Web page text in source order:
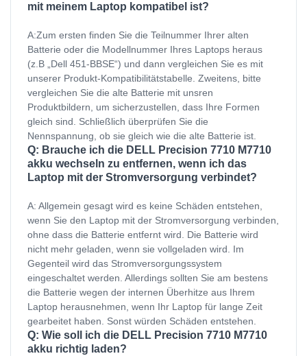
mit meinem Laptop kompatibel ist?
A:Zum ersten finden Sie die Teilnummer Ihrer alten
Batterie oder die Modellnummer Ihres Laptops heraus
(z.B „Dell 451-BBSE“) und dann vergleichen Sie es mit
unserer Produkt-Kompatibilitätstabelle. Zweitens, bitte
vergleichen Sie die alte Batterie mit unsren
Produktbildern, um sicherzustellen, dass Ihre Formen
gleich sind. Schließlich überprüfen Sie die
Nennspannung, ob sie gleich wie die alte Batterie ist.
Q: Brauche ich die DELL Precision 7710 M7710
akku wechseln zu entfernen, wenn ich das
Laptop mit der Stromversorgung verbindet?
A: Allgemein gesagt wird es keine Schäden entstehen,
wenn Sie den Laptop mit der Stromversorgung verbinden,
ohne dass die Batterie entfernt wird. Die Batterie wird
nicht mehr geladen, wenn sie vollgeladen wird. Im
Gegenteil wird das Stromversorgungssystem
eingeschaltet werden. Allerdings sollten Sie am bestens
die Batterie wegen der internen Überhitze aus Ihrem
Laptop herausnehmen, wenn Ihr Laptop für lange Zeit
gearbeitet haben. Sonst würden Schäden entstehen.
Q: Wie soll ich die DELL Precision 7710 M7710
akku richtig laden?